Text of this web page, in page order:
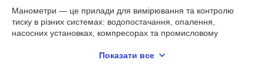
Манометри — це прилади для вимірювання та контролю
тиску в різних системах: водопостачання, опалення,
насосних установках, компресорах та промисловому
відхилення від норми та запобігати поломкам.
Показати все